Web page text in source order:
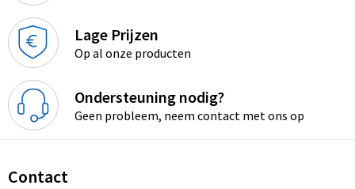
Lage Prijzen
Op al onze producten
Ondersteuning nodig?
Geen probleem, neem contact met ons op
Contact